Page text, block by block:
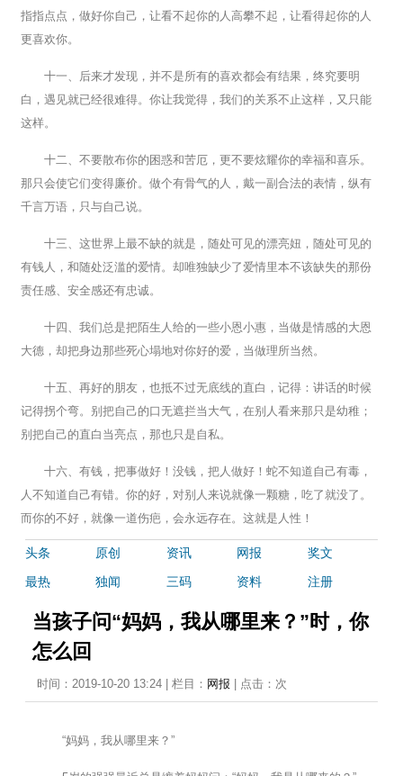
指指点点，做好你自己，让看不起你的人高攀不起，让看得起你的人
更喜欢你。
十一、后来才发现，并不是所有的喜欢都会有结果，终究要明
白，遇见就已经很难得。你让我觉得，我们的关系不止这样，又只能
这样。
十二、不要散布你的困惑和苦厄，更不要炫耀你的幸福和喜乐。
那只会使它们变得廉价。做个有骨气的人，戴一副合法的表情，纵有
千言万语，只与自己说。
十三、这世界上最不缺的就是，随处可见的漂亮妞，随处可见的
有钱人，和随处泛滥的爱情。却唯独缺少了爱情里本不该缺失的那份
责任感、安全感还有忠诚。
十四、我们总是把陌生人给的一些小恩小惠，当做是情感的大恩
大德，却把身边那些死心塌地对你好的爱，当做理所当然。
十五、再好的朋友，也抵不过无底线的直白，记得：讲话的时候
记得拐个弯。别把自己的口无遮拦当大气，在别人看来那只是幼稚；
别把自己的直白当亮点，那也只是自私。
十六、有钱，把事做好！没钱，把人做好！蛇不知道自己有毒，
人不知道自己有错。你的好，对别人来说就像一颗糖，吃了就没了。
而你的不好，就像一道伤疤，会永远存在。这就是人性！
头条 原创 资讯 网报
奖文
最热
独闻 三码 资料 注册
当孩子问“妈妈，我从哪里来？”时，你
怎么回
时间：2019-10-20 13:24 | 栏目： 网报 | 点击： 次
“妈妈，我从哪里来？”